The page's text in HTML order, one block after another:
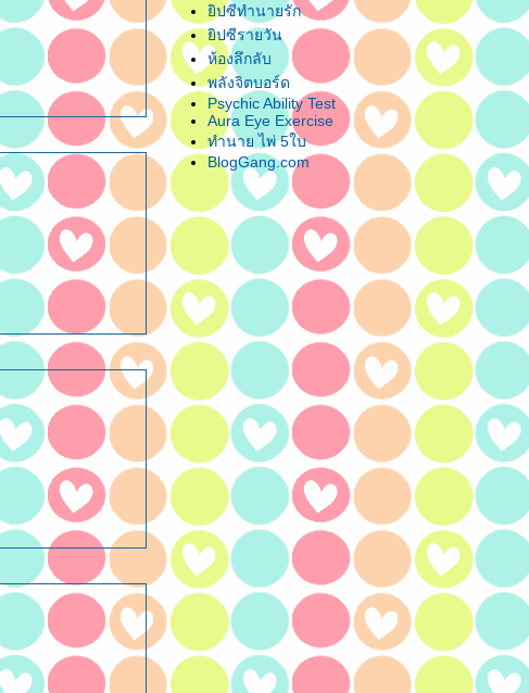
ิปซีทำนายรัก
ิปซีรายวัน
ห้องลึกลับ
พลังจิตบอร์ด
Psychic Ability Test
Aura Eye Exercise
ทำนาย ไพ่ 5ใบ
BlogGang.com